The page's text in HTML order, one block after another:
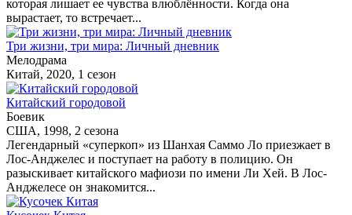
которая лишает ее чувства влюблённости. Когда она
вырастает, то встречает...
Три жизни, три мира: Личный дневник
Мелодрама
Китай, 2020, 1 сезон
Китайский городовой
Боевик
США, 1998, 2 сезона
Легендарный «суперкоп» из Шанхая Саммо Ло приезжает в
Лос-Анджелес и поступает на работу в полицию. Он
разыскивает китайского мафиози по имени Ли Хей. В Лос-
Анджелесе он знакомится...